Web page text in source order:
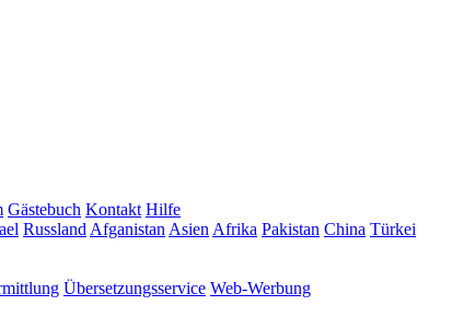
Gästebuch Kontakt Hilfe
Russland Afganistan Asien Afrika Pakistan China Türkei
Übersetzungsservice Web-Werbung